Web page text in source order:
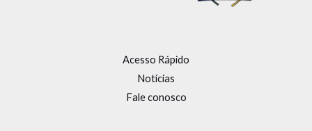
Acesso Rápido
Notícias
Fale conosco